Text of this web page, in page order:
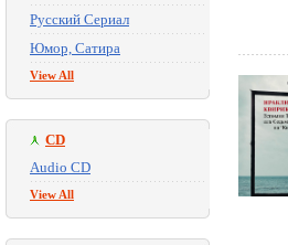
Русский Сериал
Юмор, Сатира
View All
CD
Audio CD
View All